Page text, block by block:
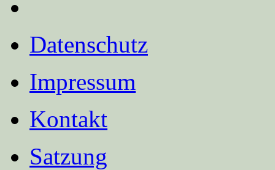
Datenschutz
Impressum
Kontakt
Satzung